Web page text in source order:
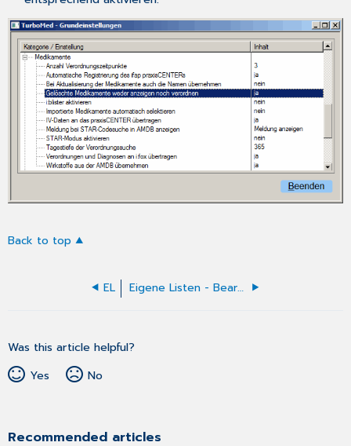
Back to top
EL Eigene Listen - Bearbeiten
Was this article helpful?
Yes
No
Recommended articles